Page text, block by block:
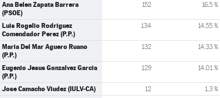
Ana Belen Zapata Barrera
(PSOE)
152 16,5 %
Luis Rogelio Rodriguez
Comendador Perez (P.P.)
134 14,55 %
Maria Del Mar Aguero Ruano
(P.P.)
132 14,33 %
Eugenio Jesus Gonzalvez Garcia
(P.P.)
129 14,01 %
Jose Camacho Viudez (IULV-CA) 12 1,3 %